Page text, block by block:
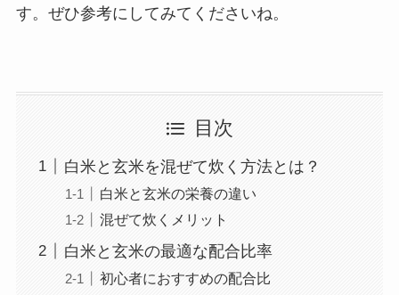
す。ぜひ参考にしてみてくださいね。
目次
白米と玄米を混ぜて炊く方法とは？
白米と玄米の栄養の違い
混ぜて炊くメリット
白米と玄米の最適な配合比率
初心者におすすめの配合比